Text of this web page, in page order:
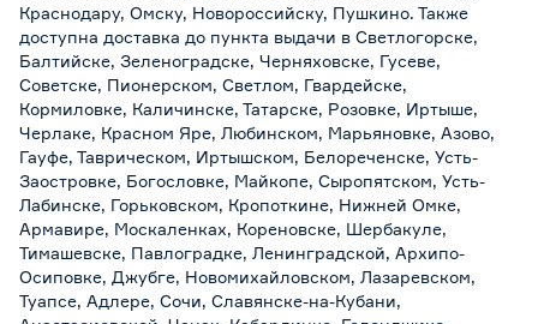
Краснодару, Омску, Новороссийску, Пушкино. Также
доступна доставка до пункта выдачи в Светлогорске,
Балтийске, Зеленоградске, Черняховске, Гусеве,
Советске, Пионерском, Светлом, Гвардейске,
Кормиловке, Каличинске, Татарске, Розовке, Иртыше,
Черлаке, Красном Яре, Любинском, Марьяновке, Азово,
Гауфе, Таврическом, Иртышском, Белореченске, Усть-
Заостровке, Богословке, Майкопе, Сыропятском, Усть-
Лабинске, Горьковском, Кропоткине, Нижней Омке,
Армавире, Москаленках, Кореновске, Шербакуле,
Тимашевске, Павлоградке, Ленинградской, Архипо-
Осиповке, Джубге, Новомихайловском, Лазаревском,
Туапсе, Адлере, Сочи, Славянске-на-Кубани,